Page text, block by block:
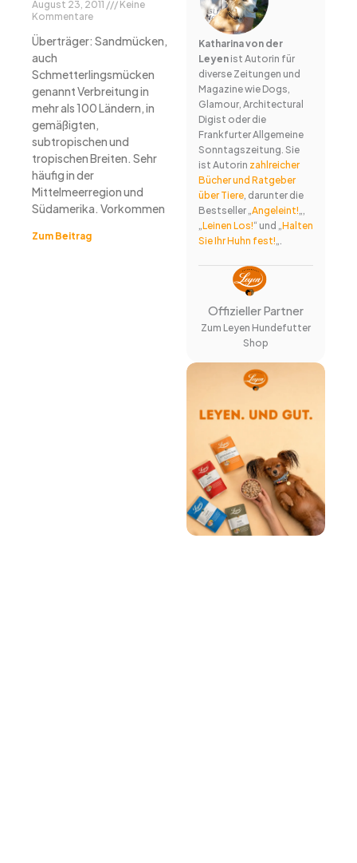
August 23, 2011
Keine
Kommentare
Überträger: Sandmücken,
auch
Schmetterlingsmücken
genannt Verbreitung in
mehr als 100 Ländern, in
gemäßigten,
subtropischen und
tropischen Breiten. Sehr
häufig in der
Mittelmeerregion und
Südamerika. Vorkommen
Zum Beitrag
Katharina von der
Leyenist Autorin für
diverse Zeitungen und
Magazine wie Dogs,
Glamour, Architectural
Digist oder die
Frankfurter Allgemeine
Sonntagszeitung. Sie
ist Autorin zahlreicher
Bücher und Ratgeber
über Tiere, darunter die
Bestseller „ Angeleint!
Leinen Los!“ und „ Halten
Sie Ihr Huhn fest!
Offizieller Partner
Zum Leyen Hundefutter
Shop